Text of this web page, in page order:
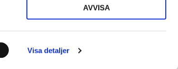
Visa detaljer
AVVISA